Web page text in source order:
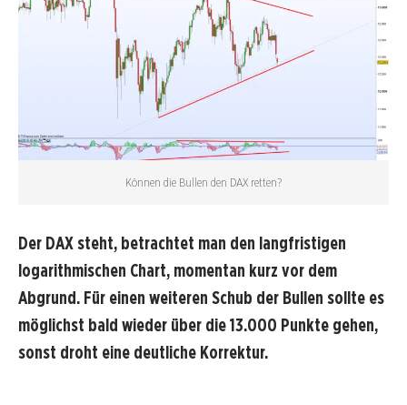
Können die Bullen den DAX retten?
Der DAX steht, betrachtet man den langfristigen
logarithmischen Chart, momentan kurz vor dem
Abgrund. Für einen weiteren Schub der Bullen sollte es
möglichst bald wieder über die 13.000 Punkte gehen,
sonst droht eine deutliche Korrektur.